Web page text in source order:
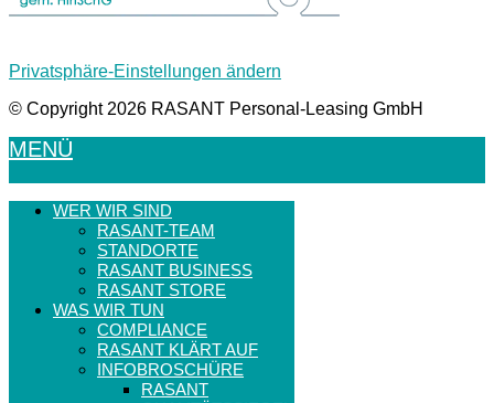
Privatsphäre-Einstellungen ändern
© Copyright 2026 RASANT Personal-Leasing GmbH
MENÜ
WER WIR SIND
RASANT-TEAM
STANDORTE
RASANT BUSINESS
RASANT STORE
WAS WIR TUN
COMPLIANCE
RASANT KLÄRT AUF
INFOBROSCHÜRE
RASANT